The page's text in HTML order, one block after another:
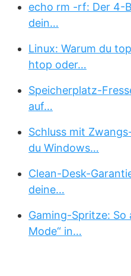
echo rm -rf: Der 4-
dein…
Linux: Warum du
htop oder…
Speicherplatz-
auf…
Schluss mit
du Windows…
Clean-Desk-
deine…
Gaming-Spritze: So
Mode“ in…